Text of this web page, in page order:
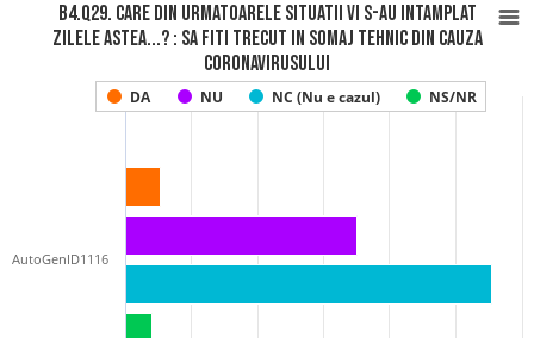
B4.Q29. Care din urmatoarele situatii vi s-au intamplat
zilele astea...? : Sa fiti trecut in somaj tehnic din cauza
coronavirusului
DA NU NC (Nu e cazul) NS/NR
AutoGenID1116